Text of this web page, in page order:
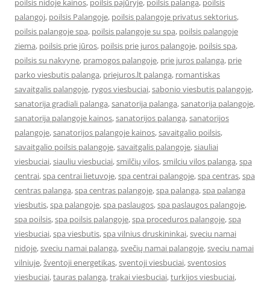
poilsis nidoje kainos, poilsis pajūryje, poilsis palanga, poilsis
palangoj, poilsis Palangoje, poilsis palangoje privatus sektorius,
poilsis palangoje spa, poilsis palangoje su spa, poilsis palangoje
ziema, poilsis prie jūros, poilsis prie juros palangoje, poilsis spa,
poilsis su nakvyne, pramogos palangoje, prie juros palanga, prie
parko viesbutis palanga, priejuros.lt palanga, romantiskas
savaitgalis palangoje, rygos viesbuciai,sabonio viesbutis palangoje,
sanatorija gradiali palanga,sanatorija palanga,sanatorija palangoje,
sanatorija palangoje kainos,sanatorijos palanga,sanatorijos
palangoje,sanatorijos palangoje kainos,savaitgalio poilsis,
savaitgalio poilsis palangoje,savaitgalis palangoje,siauliai
viesbuciai,siauliu viesbuciai,smilčių vilos,smilciu vilos palanga,spa
centrai,spa centrai lietuvoje,spa centrai palangoje,spa centras,spa
centras palanga,spa centras palangoje,spa palanga,spa palanga
viesbutis,spa palangoje,spa paslaugos,spa paslaugos palangoje,
spa poilsis,spa poilsis palangoje,spa proceduros palangoje,spa
viesbuciai,spa viesbutis,spa vilnius druskininkai,sveciu namai
nidoje,sveciu namai palanga,svečių namai palangoje,sveciu namai
vilniuje,šventoji energetikas,sventoji viesbuciai,sventosios
viesbuciai,tauras palanga,trakai viesbuciai,turkijos viesbuciai,